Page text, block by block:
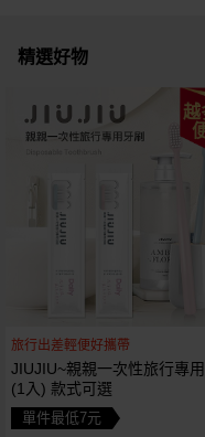
精選好物
越
旅行出差輕便好攜帶
JIUJIU~親親一次性旅行專用
(1入) 款式可選
單件最低7元